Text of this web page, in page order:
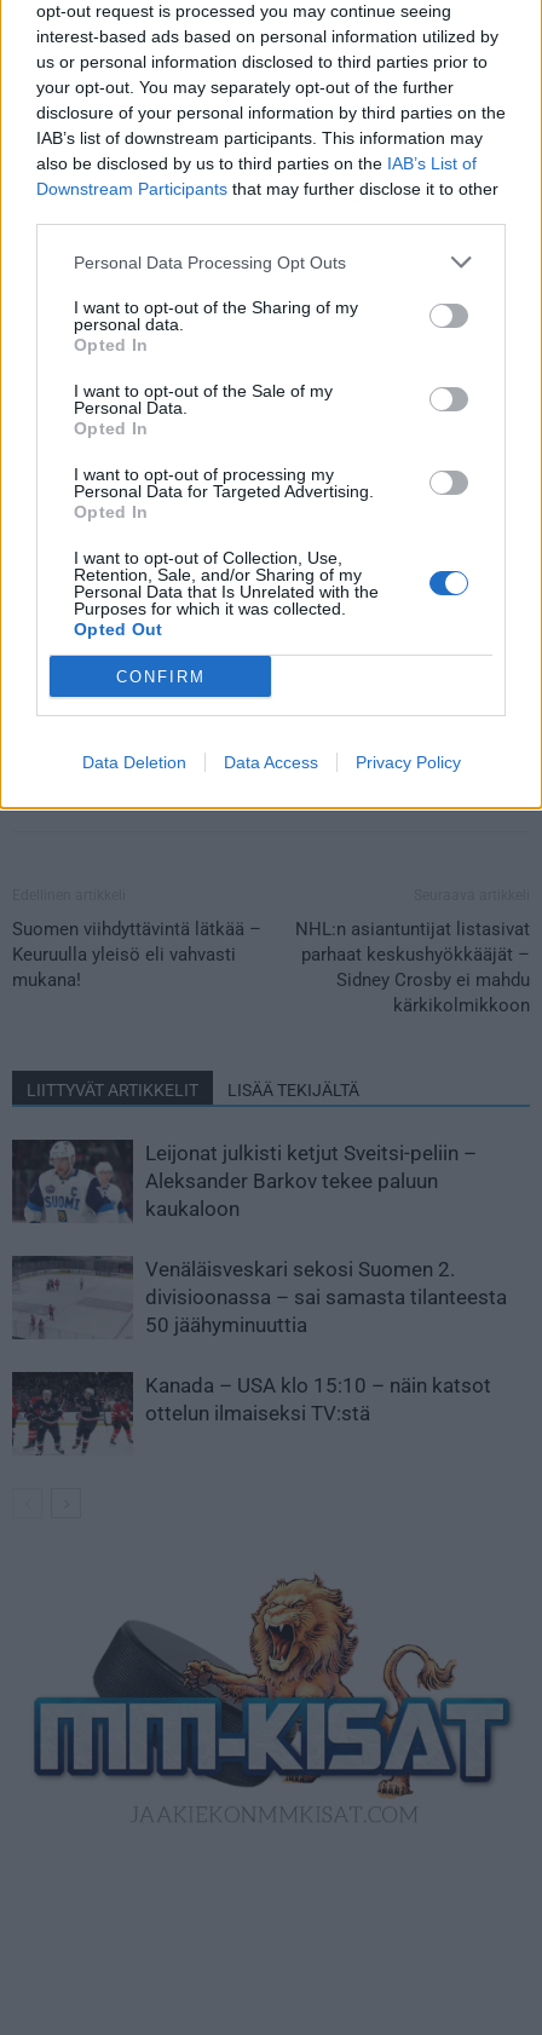
opt-out request is processed you may continue seeing
interest-based ads based on personal information utilized by
us or personal information disclosed to third parties prior to
your opt-out. You may separately opt-out of the further
disclosure of your personal information by third parties on the
IAB’s list of downstream participants. This information may
also be disclosed by us to third parties on the IAB’s List of
Downstream Participants that may further disclose it to other
Personal Data Processing Opt Outs
I want to opt-out of the Sharing of my
personal data.
Opted In
I want to opt-out of the Sale of my
Personal Data.
Opted In
I want to opt-out of processing my
Personal Data for Targeted Advertising.
Opted In
I want to opt-out of Collection, Use,
Retention, Sale, and/or Sharing of my
Personal Data that Is Unrelated with the
Purposes for which it was collected.
Opted Out
CONFIRM
Data Deletion Data Access Privacy Policy
@SMLIIGA JA SEN
KURIPITODELEGAATIO, KOKO
JÄÄKIEKKO YHTEISÖ ODOTTAA TEILTÄ
PÄÄTÖKSIINNE YHDENMUKAISTA
LINJAUSTA. ON SE LINJA MIKÄ
HYVÄNSÄ NIIN PÄÄTÖKSEN TULISI
TAI EI, PERUSTELUT KIITOS!!
#LIIGA
#KURINPITO
(@TUPPURAISALLU12)
NOVEMBER 16,
Jos twiitti ei näy laitteellasi voit katsoa sen
Twitter-tililtä
Lue myös:Suomen viihdyttävintä lätkää – Keuruulla yleisö eli
vahvasti mukana!
Suomen viihdyttävintä lätkää –
Keuruulla yleisö eli vahvasti
mukana!
NHL:n asiantuntijat listasivat
parhaat keskushyökkääjät –
Sidney Crosby ei mahdu
kärkikolmikkoon
LIITTYVÄT ARTIKKELIT LISÄÄ TEKIJÄLTÄ
Leijonat julkisti ketjut Sveitsi-peliin –
Aleksander Barkov tekee paluun
kaukaloon
Venäläisveskari sekosi Suomen 2.
divisioonassa – sai samasta tilanteesta
50 jäähyminuuttia
Kanada – USA klo 15:10 – näin katsot
ottelun ilmaiseksi TV:stä